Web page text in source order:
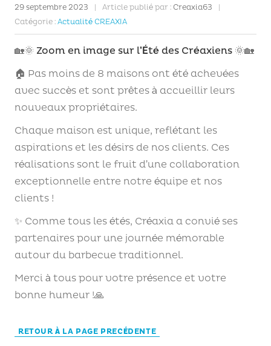
29 septembre 2023 Article publié par : Creaxia63
Catégorie : Actualité CREAXIA
🏡🌞 Zoom en image sur l’Été des Créaxiens 🌞🏡
🏠 Pas moins de 8 maisons ont été achevées
avec succès et sont prêtes à accueillir leurs
nouveaux propriétaires.
Chaque maison est unique, reflétant les
aspirations et les désirs de nos clients. Ces
réalisations sont le fruit d’une collaboration
exceptionnelle entre notre équipe et nos
clients !
✨ Comme tous les étés, Créaxia a convié ses
partenaires pour une journée mémorable
autour du barbecue traditionnel.
Merci à tous pour votre présence et votre
bonne humeur !🙏
RETOUR À LA PAGE PRECÉDENTE